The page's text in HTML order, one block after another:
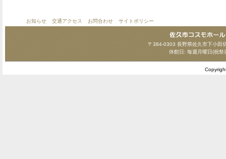
お知らせ 交通アクセス お問合わせ サイトポリシー
〒384-0303 長野県佐久市下小
休館日: 毎週月曜日(祝